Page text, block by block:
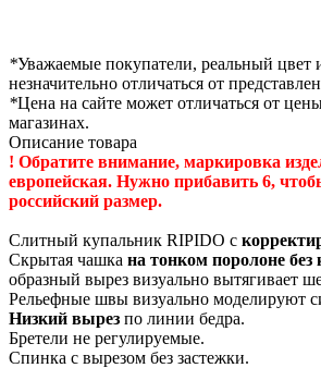
*Уважаемые покупатели, реальный цвет
незначительно отличаться от
*Цена на сайте может отличаться от
магазинах.
Описание товара
! Обратите внимание, маркировка
европейская. Нужно прибавить 6,
российский размер.
Слитный купальник RIPIDO с
Скрытая чашка на тонком поролоне без
образный вырез визуально вытягивает
Рельефные швы визуально моделируют
Низкий вырез по линии бедра.
Бретели не регулируемые.
Спинка с вырезом без застежки.